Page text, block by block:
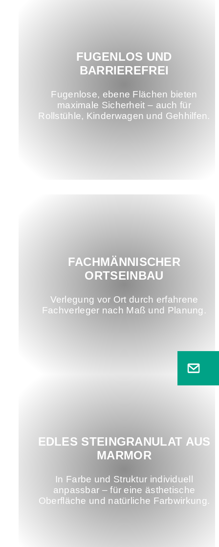
FUGENLOS UND
BARRIEREFREI
Fugenlose, ebene Flächen bieten
maximale Sicherheit – auch für
Rollstühle, Kinderwagen und Gehhilfen.
FACHMÄNNISCHER
ORTSEINBAU
Verlegung vor Ort durch erfahrene
Fachverleger nach Maß und Planung.
EDLES STEINGRANULAT AUS
MARMOR
In Farbe und Struktur individuell
anpassbar – für eine ästhetische
Oberfläche und natürliche Farbwirkung.